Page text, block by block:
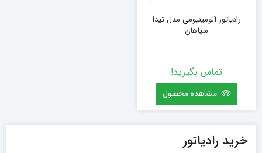
رادیاتور آلومینیومی مدل تیدا
سپاهان
تماس بگیرید!
مشاهده محصول
خرید رادیاتور